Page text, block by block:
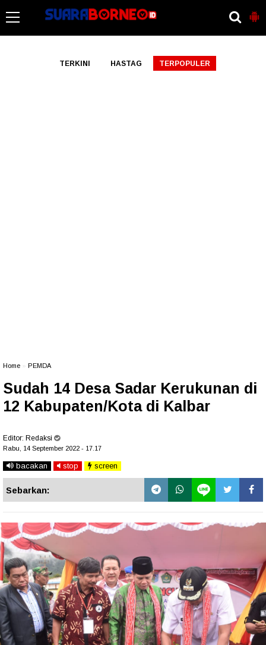
TERKINI HASTAG TERPOPULER
Home PEMDA
Sudah 14 Desa Sadar Kerukunan di
12 Kabupaten/Kota di Kalbar
Editor: Redaksi
Rabu, 14 September 2022 - 17.17
bacakan stop screen
Sebarkan: